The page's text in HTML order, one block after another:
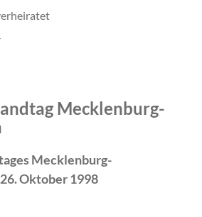
Mecklenburg-
Mecklenburg-
Oktober 1998